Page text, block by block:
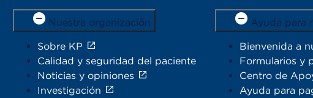
Nuestra organización
Sobre KP
Calidad y seguridad del paciente
Noticias y opiniones
Investigación
Ayuda para
Bienvenida a
Formularios y
Centro de
Ayuda para